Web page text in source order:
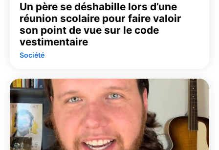
Un père se déshabille lors d’une
réunion scolaire pour faire valoir
son point de vue sur le code
vestimentaire
Société